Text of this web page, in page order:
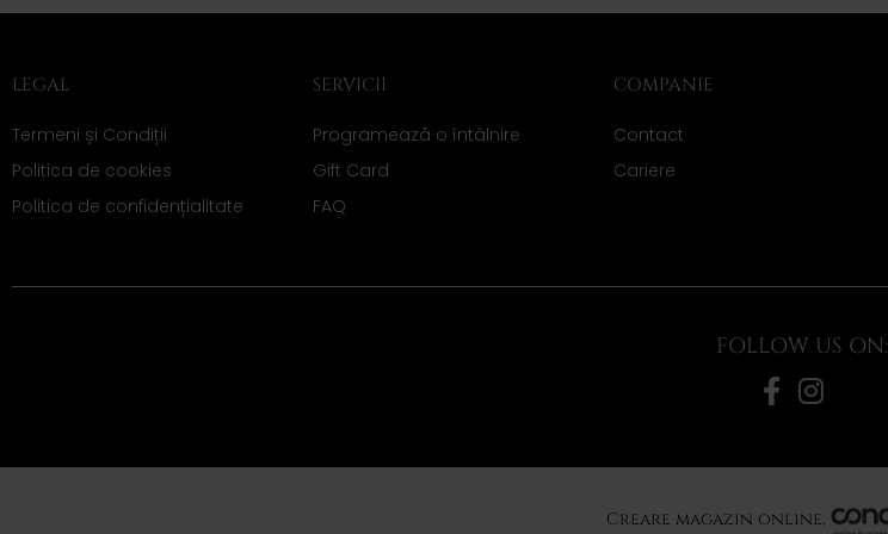
LEGAL
Termeni și Condiții
Politica de cookies
Politica de confidențialitate
SERVICII
Programează o întâlnire
Gift Card
FAQ
COMPANIE
Contact
Cariere
FOLLOW US ON:
Creare magazin online,